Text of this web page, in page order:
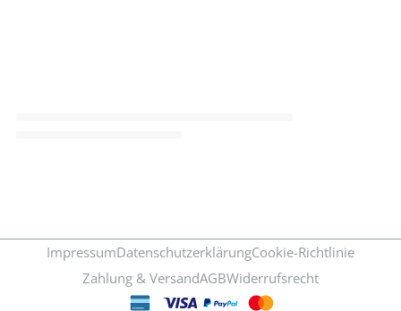
ImpressumDatenschutzerklärungCookie-Richtlinie
Zahlung & VersandAGBWiderrufsrecht